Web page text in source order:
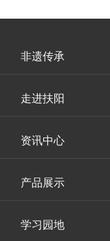
非遗传承
走进扶阳
资讯中心
产品展示
学习园地